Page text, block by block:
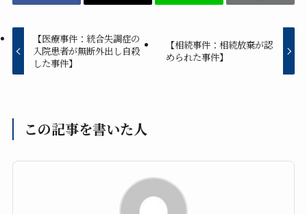
【医療事件：統合失調症の
入院患者が無断外出し自殺
した事件】
【相続事件：相続放棄が認
められた事件】
この記事を書いた人